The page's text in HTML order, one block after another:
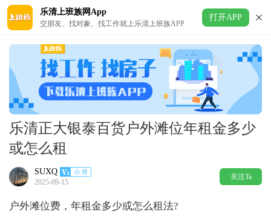
乐清上班族网App
交朋友、找对象、找工作就上乐清上班族APP
打开APP
乐清正大银泰百货户外滩位年租金多少
或怎么租
SUXQ
2025-09-15
关注Ta
户外滩位费，年租金多少或怎么租法?